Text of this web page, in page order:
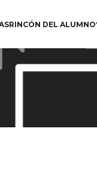
RINCÓN DEL ALUMNO